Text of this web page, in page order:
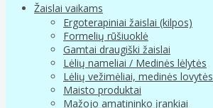
Žaislai vaikams
Ergoterapiniai žaislai (kilpos)
Formelių rūšiuoklė
Gamtai draugiški žaislai
Lėlių nameliai / Medinės lėlytės
Lėlių vežimėliai, medinės lovytės
Maisto produktai
Mažojo amatininko įrankiai